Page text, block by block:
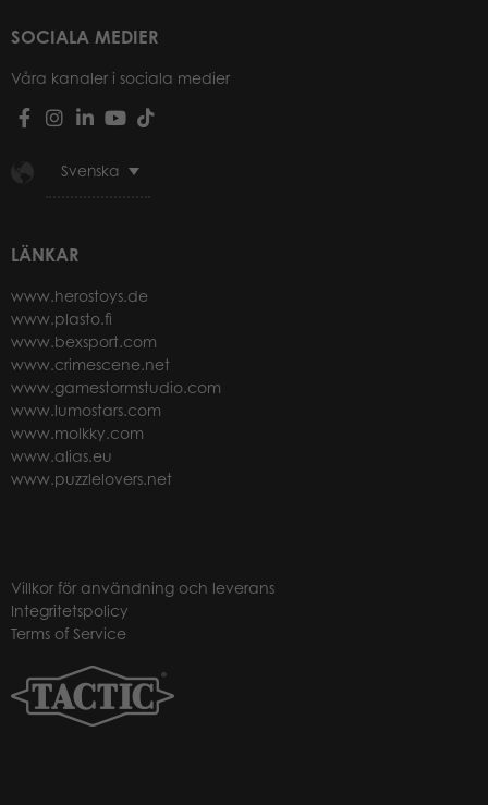
SOCIALA MEDIER
Våra kanaler i sociala medier
Svenska
LÄNKAR
www.herostoys.de
www.plasto.fi
www.bexsport.com
www.crimescene.net
www.gamestormstudio.com
www.lumostars.com
www.molkky.com
www.alias.eu
www.puzzlelovers.net
Villkor för användning och leverans
Integritetspolicy
Terms of Service